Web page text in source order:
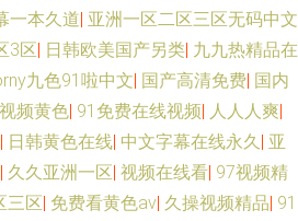
一本久道| 亚洲一区二区三区无码中文
3区| 日韩欧美国产另类| 九九热精品在
九色91啦中文| 国产高清免费| 国内
频黄色| 91免费在线视频| 人人人爽|
| 日韩黄色在线| 中文字幕在线永久| 亚
| 久久亚洲一区| 视频在线看| 97视频精
三区| 免费看黄色av| 久操视频精品| 91